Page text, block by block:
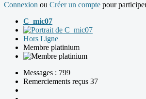
Connexion ou Créer un compte pour
C_mic07
Hors Ligne
Membre platinium
Messages : 799
Remerciements reçus 37